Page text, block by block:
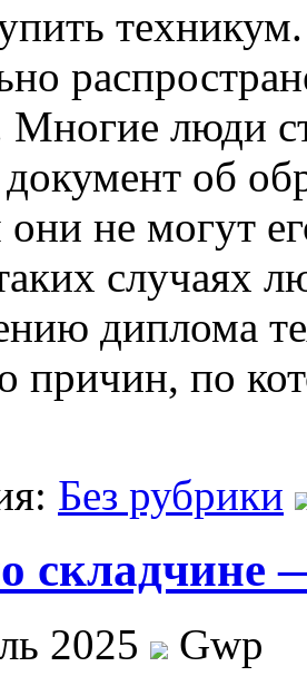
люди
об
не могут
случаях
диплома
причин, по
Без рубрики
складчине
2025
Gwp